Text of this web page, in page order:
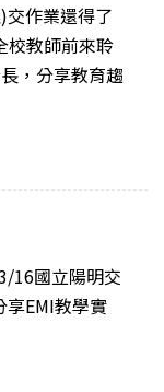
交作業還得了
校教師前來聆
，分享教育趨
16國立陽明交
EMI教學實